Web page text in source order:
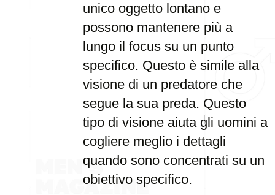
unico oggetto lontano e
possono mantenere più a
lungo il focus su un punto
specifico. Questo è simile alla
visione di un predatore che
segue la sua preda. Questo
tipo di visione aiuta gli uomini a
cogliere meglio i dettagli
quando sono concentrati su un
obiettivo specifico.